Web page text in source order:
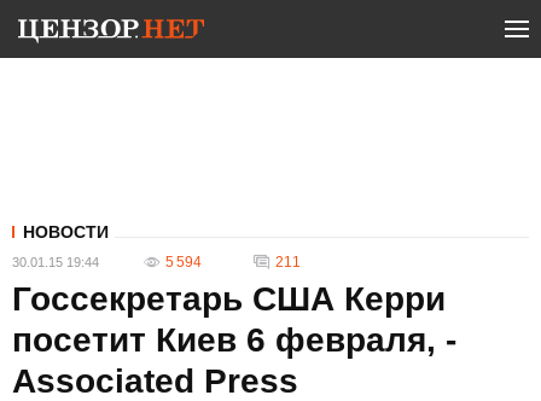
НОВОСТИ
30.01.15 19:44 5 594 211
Госсекретарь США Керри
посетит Киев 6 февраля, -
Associated Press